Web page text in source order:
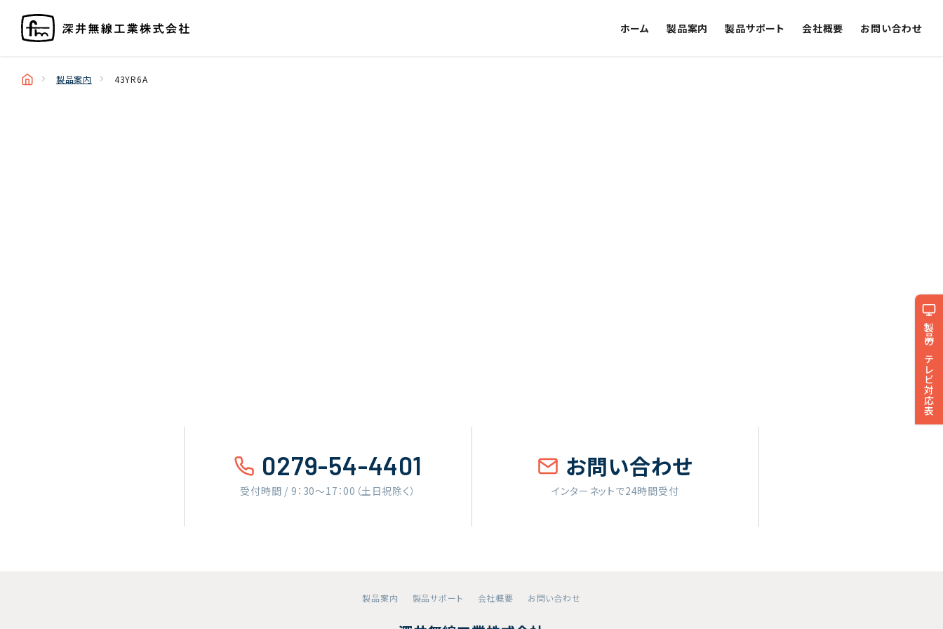
製品のテレビ対応表
ホーム 製品案内 製品サポート 会社概要 お問い合わせ
製品案内 43YR6A
0279-54-4401
受付時間 / 9：30〜17：00（土日祝除く）
お問い合わせ
インターネットで24時間受付
製品案内 製品サポート 会社概要 お問い合わせ